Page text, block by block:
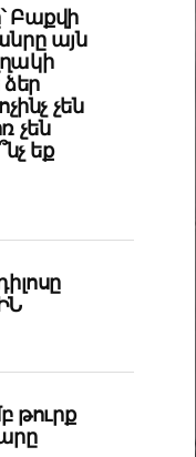
Բաքվի
այն
չեն
չեն
եք
թուրք